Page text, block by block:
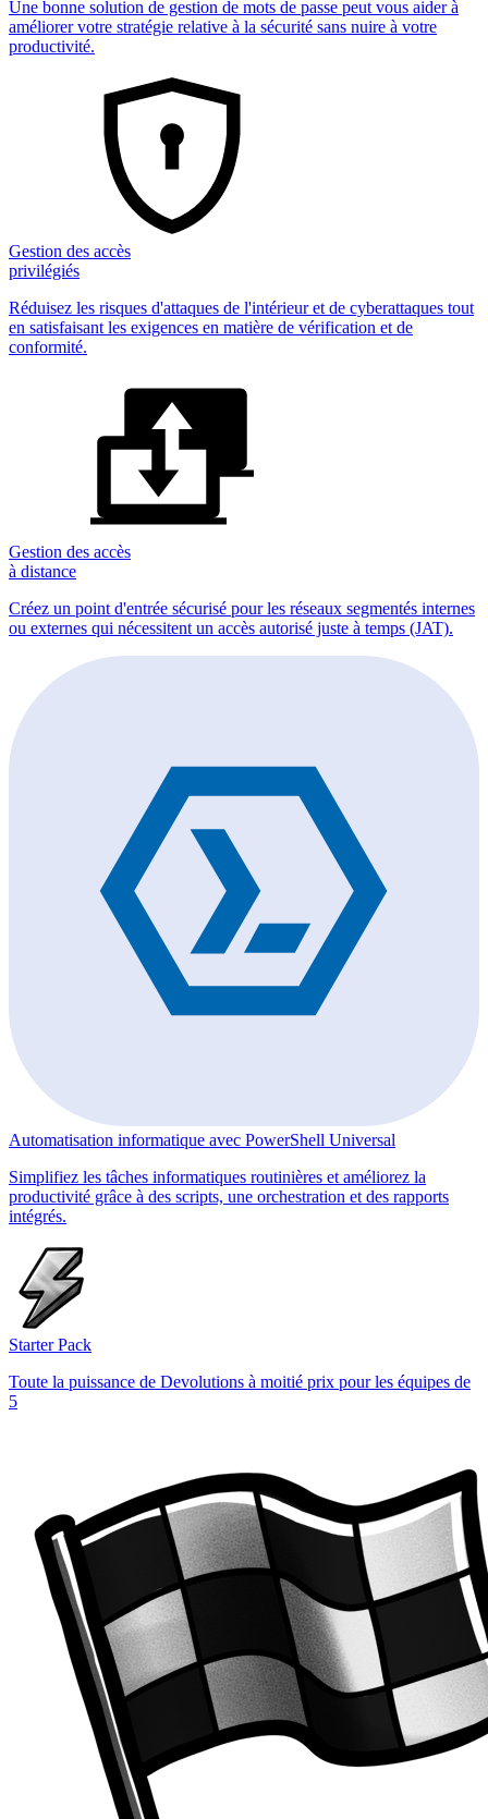
Une bonne solution de gestion de mots de passe peut vous aider à
améliorer votre stratégie relative à la sécurité sans nuire à votre
productivité.
Gestion des accès
privilégiés
Réduisez les risques d'attaques de l'intérieur et de cyberattaques tout
en satisfaisant les exigences en matière de vérification et de
conformité.
Gestion des accès
à distance
Créez un point d'entrée sécurisé pour les réseaux segmentés internes
ou externes qui nécessitent un accès autorisé juste à temps (JAT).
Automatisation informatique avec PowerShell Universal
Simplifiez les tâches informatiques routinières et améliorez la
productivité grâce à des scripts, une orchestration et des rapports
intégrés.
Starter Pack
Toute la puissance de Devolutions à moitié prix pour les équipes de
5